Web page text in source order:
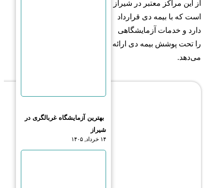
از این مراکز معتبر در شیراز
است که با بیمه دی قرارداد
دارد و خدمات آزمایشگاهی
را تحت پوشش بیمه دی ارائه
می‌دهد.
بهترین آزمایشگاه غربالگری در
شیراز
۱۴ خرداد, ۱۴۰۵